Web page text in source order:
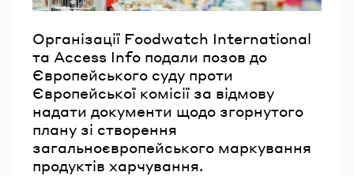
Організації Foodwatch International
та Access Info подали позов до
Європейського суду проти
Європейської комісії за відмову
надати документи щодо згорнутого
плану зі створення
загальноєвропейського маркування
продуктів харчування.